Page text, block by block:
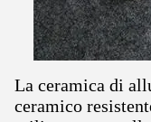
La ceramica di
ceramico